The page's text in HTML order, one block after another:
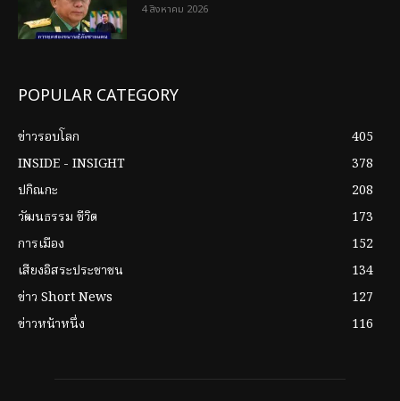
4 สิงหาคม 2026
POPULAR CATEGORY
ข่าวรอบโลก
405
INSIDE - INSIGHT
378
ปกิณกะ
208
วัฒนธรรม ชีวิต
173
การเมือง
152
เสียงอิสระประชาชน
134
ข่าว Short News
127
ข่าวหน้าหนึ่ง
116